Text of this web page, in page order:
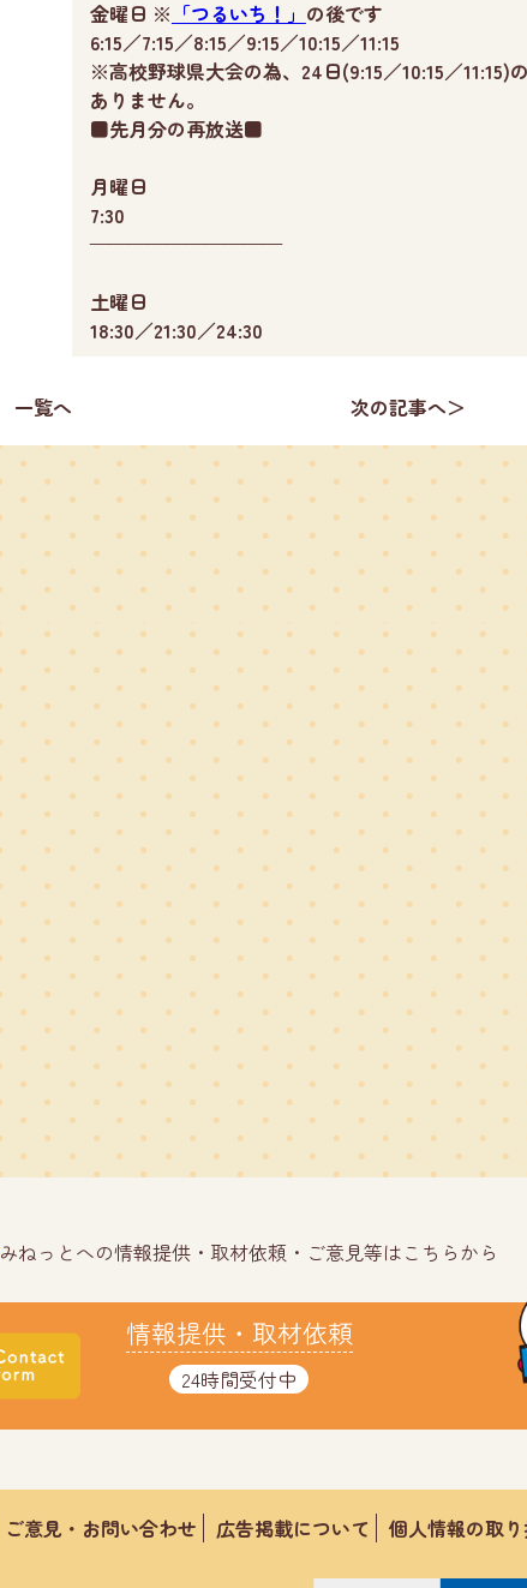
金曜日 ※ 「つるいち！」 の後です
6:15／7:15／8:15／9:15／10:15／11:15
※高校野球県大会の為、24日(9:15／10:15／11:15)
ありません。
■先月分の再放送■
月曜日
7:30
——————————
土曜日
18:30／21:30／24:30
一覧へ 次の記事へ＞
みねっとへの情報提供・取材依頼・ご意見等はこちらから
情報提供・取材依頼
24時間受付中
ご意見・お問い合わせ 広告掲載について 個人情報の取